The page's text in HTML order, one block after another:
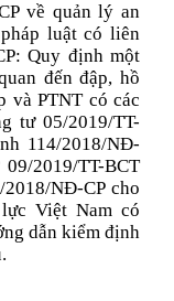
về quản lý an
luật có liên
: Quy định một
đến đập, hồ
và PTNT có các
tư 05/2019/TT-
114/2018/NĐ-
2019/TT-BCT
NĐ-CP cho
Việt Nam có
dẫn kiểm định